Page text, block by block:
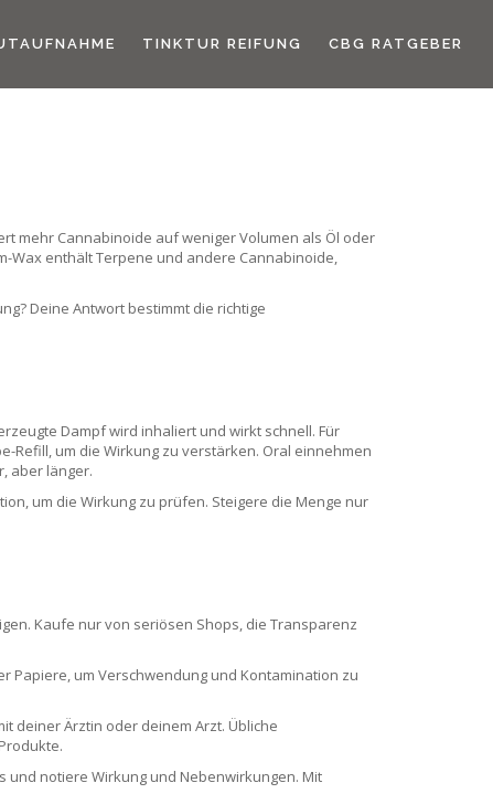
TINKTUR REIFUNG CBG RATGEBER
mehr Cannabinoide auf weniger Volumen als Öl oder
Wax enthält Terpene und andere Cannabinoide,
Deine Antwort bestimmt die richtige
Dampf wird inhaliert und wirkt schnell. Für
Refill, um die Wirkung zu verstärken. Oral einnehmen
aber länger.
um die Wirkung zu prüfen. Steigere die Menge nur
Kaufe nur von seriösen Shops, die Transparenz
Papiere, um Verschwendung und Kontamination zu
deiner Ärztin oder deinem Arzt. Übliche
und notiere Wirkung und Nebenwirkungen. Mit